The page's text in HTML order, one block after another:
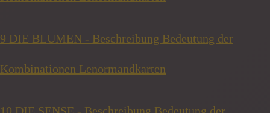
9 DIE BLUMEN - Beschreibung Bedeutung der
Kombinationen Lenormandkarten